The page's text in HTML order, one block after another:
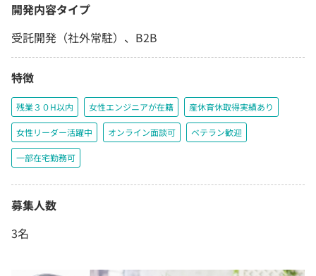
開発内容タイプ
受託開発（社外常駐）、B2B
特徴
残業３０H以内 女性エンジニアが在籍 産休育休取得実績あり
女性リーダー活躍中 オンライン面談可 ベテラン歓迎
一部在宅勤務可
募集人数
3名